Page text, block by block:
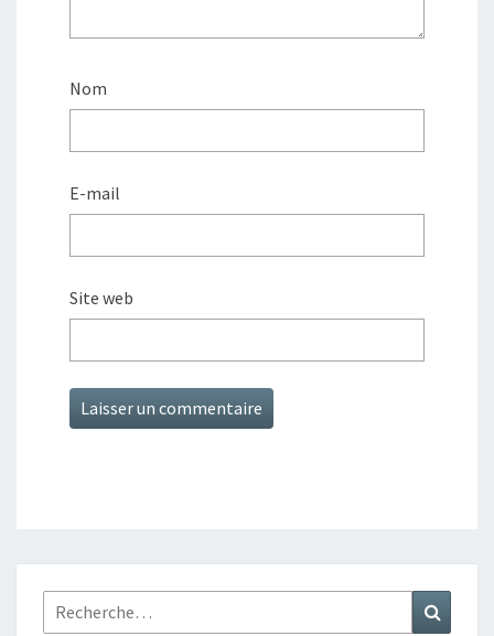
Nom
E-mail
Site web
Rechercher :